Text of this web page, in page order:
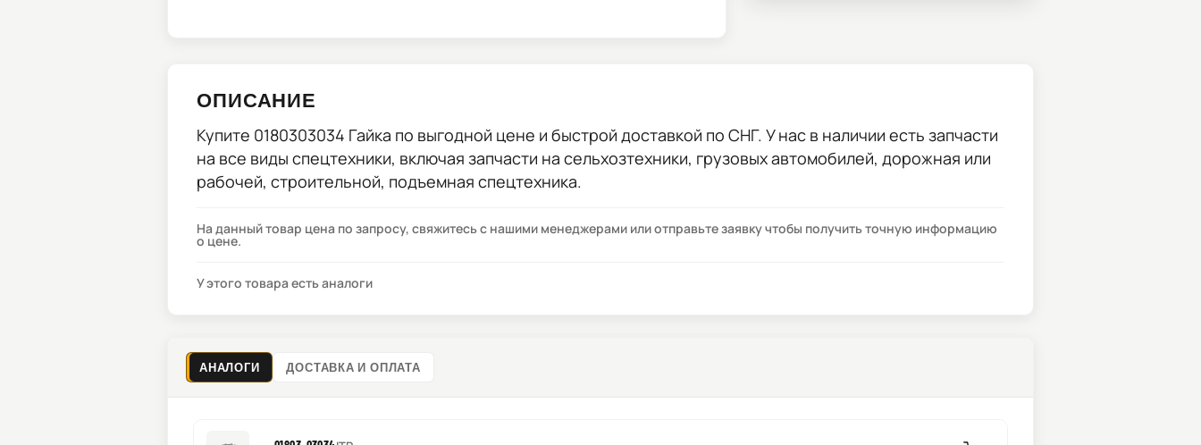
ОПИСАНИЕ
Купите 0180303034 Гайка по выгодной цене и быстрой доставкой по СНГ. У нас в наличии есть запчасти
на все виды спецтехники, включая запчасти на сельхозтехники, грузовых автомобилей, дорожная или
рабочей, строительной, подъемная спецтехника.
На данный товар цена по запросу, свяжитесь с нашими менеджерами или отправьте заявку чтобы получить точную информацию
о цене.
У этого товара есть аналоги
АНАЛОГИ ДОСТАВКА И ОПЛАТА